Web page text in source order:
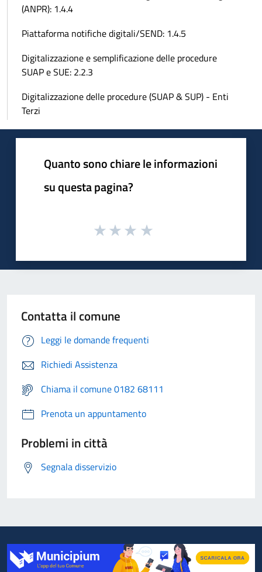
(ANPR): 1.4.4
Piattaforma notifiche digitali/SEND: 1.4.5
Digitalizzazione e semplificazione delle procedure
SUAP e SUE: 2.2.3
Digitalizzazione delle procedure (SUAP & SUP) - Enti
Terzi
Quanto sono chiare le informazioni
su questa pagina?
Contatta il comune
Leggi le domande frequenti
Richiedi Assistenza
Chiama il comune 0182 68111
Prenota un appuntamento
Problemi in città
Segnala disservizio